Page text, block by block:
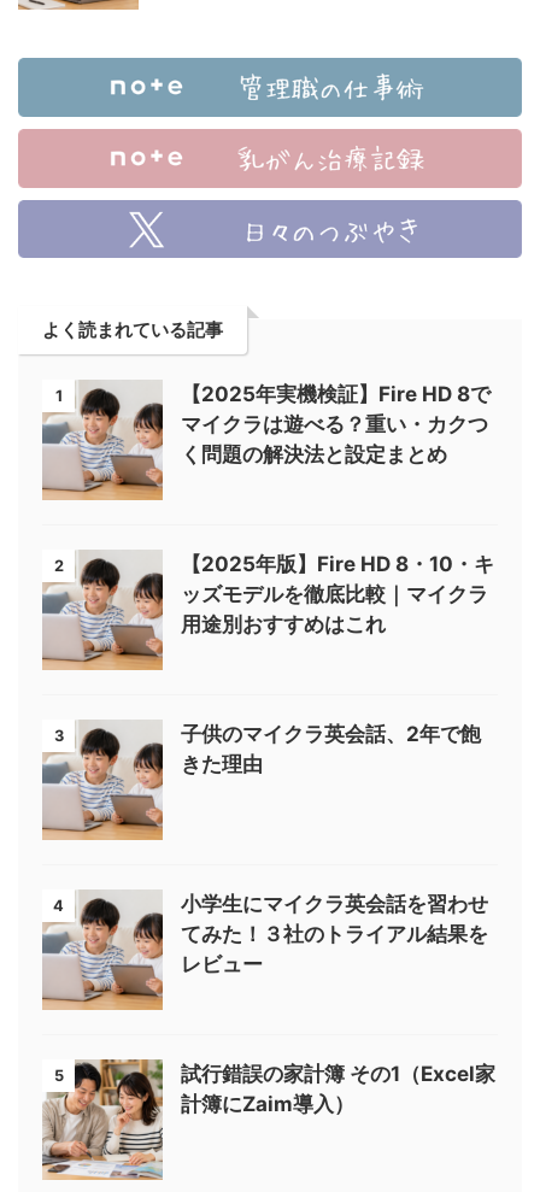
よく読まれている記事
1
【2025年実機検証】Fire HD 8で
マイクラは遊べる？重い・カクつ
く問題の解決法と設定まとめ
2
【2025年版】Fire HD 8・10・キ
ッズモデルを徹底比較｜マイクラ
用途別おすすめはこれ
3
子供のマイクラ英会話、2年で飽
きた理由
4
小学生にマイクラ英会話を習わせ
てみた！３社のトライアル結果を
レビュー
5
試行錯誤の家計簿 その1（Excel家
計簿にZaim導入）